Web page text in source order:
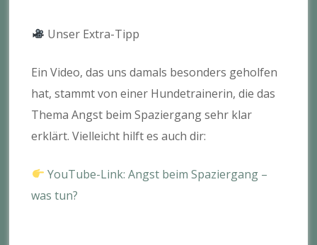
Unser Extra-Tipp
Ein Video, das uns damals besonders geholfen
hat, stammt von einer Hundetrainerin, die das
Thema Angst beim Spaziergang sehr klar
erklärt. Vielleicht hilft es auch dir:
YouTube-Link: Angst beim Spaziergang –
was tun?